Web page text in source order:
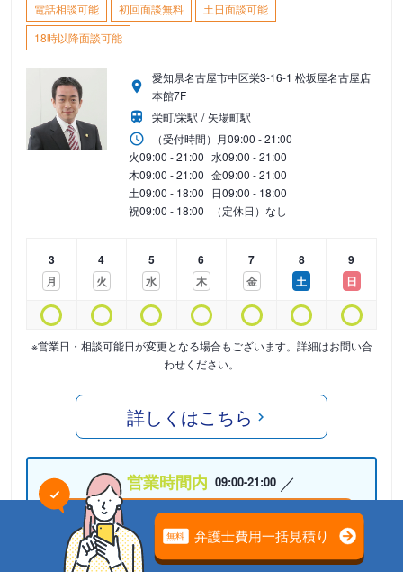
電話相談可能 初回面談無料
土日面談可能
18時以降面談可能
愛知県名古屋市中区栄3-16-1 松坂屋名古屋店
本館7F
栄町/栄駅
矢場町駅
（受付時間） 月09:00 - 21:00
火09:00 - 21:00 水09:00 - 21:00
木09:00 - 21:00 金09:00 - 21:00
土09:00 - 18:00 日09:00 - 18:00
祝09:00 - 18:00 （定休日）なし
3
月
4
火
5
水
6
木
7
金
8
土
9
日
※営業日・相談可能日が変更となる場合もございます。詳細はお問い合
わせください。
詳しくはこちら
営業時間内 09:00-21:00
05075864983
24時間受付中